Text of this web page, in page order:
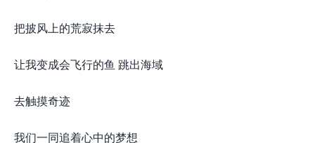
把披风上的荒寂抹去
让我变成会飞行的鱼 跳出海域
去触摸奇迹
我们一同追着心中的梦想